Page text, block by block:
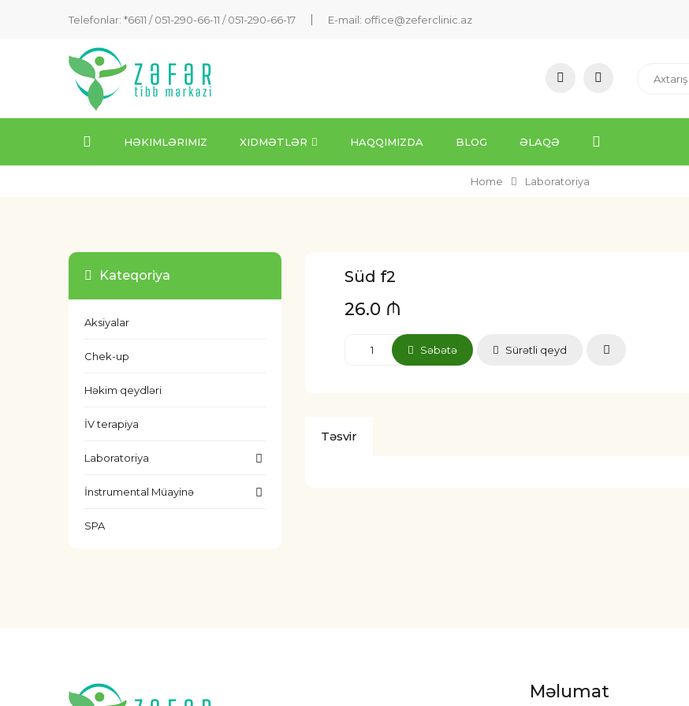
Telefonlar: *6611 /051-290-66-11 /051-290-66-17 E-mail: office@zeferclinic.az
HƏKIMLƏRIMIZ XIDMƏTLƏR HAQQIMIZDA BLOG ƏLAQƏ
Home Laboratoriya
Süd f2
26.0 ₼
Səbətə Sürətli qeyd
Təsvir
Kateqoriya
Aksiyalar
Chek-up
Həkim qeydləri
İV terapiya
Laboratoriya
İnstrumental Müayinə
SPA
Məlumat